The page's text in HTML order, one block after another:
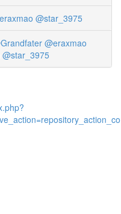
@star_3975
@eraxmao
@star_3975